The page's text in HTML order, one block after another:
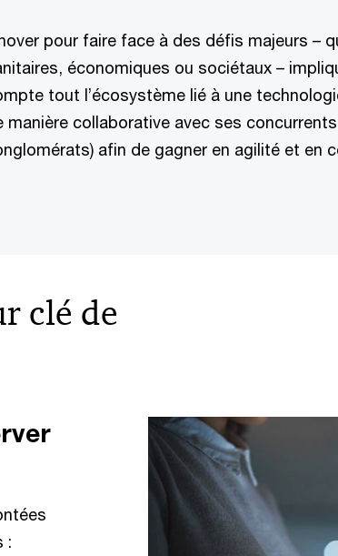
pour faire face à des défis majeurs –
économiques ou sociétaux –
tout l’écosystème lié à une
manière collaborative avec ses
afin de gagner en agilité et en
clé de
: